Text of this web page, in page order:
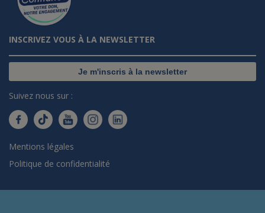
INSCRIVEZ VOUS À LA NEWSLETTER
Je m'inscris à la newsletter
Suivez nous sur :
Mentions légales
Politique de confidentialité